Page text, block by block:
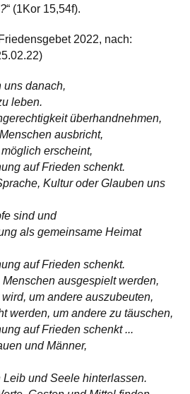
“ (1Kor 15,54f).
2022, nach:
uns danach,
leben.
überhandnehmen,
ausbricht,
erscheint,
auf Frieden schenkt.
Kultur oder Glauben uns
sind und
als gemeinsame Heimat
auf Frieden schenkt.
ausgespielt werden,
um andere auszubeuten,
werden, um andere zu täuschen,
auf Frieden schenkt ...
und Männer,
und Seele hinterlassen.